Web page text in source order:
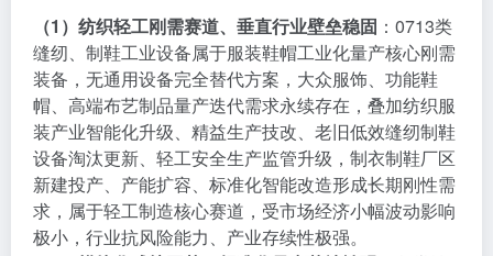
（1）纺织轻工刚需赛道、垂直行业壁垒稳固 ：0713类
缝纫、制鞋工业设备属于服装鞋帽工业化量产核心刚需
装备，无通用设备完全替代方案，大众服饰、功能鞋
帽、高端布艺制品量产迭代需求永续存在，叠加纺织服
装产业智能化升级、精益生产技改、老旧低效缝纫制鞋
设备淘汰更新、轻工安全生产监管升级，制衣制鞋厂区
新建投产、产能扩容、标准化智能改造形成长期刚性需
求，属于轻工制造核心赛道，受市场经济小幅波动影响
极小，行业抗风险能力、产业存续性极强。